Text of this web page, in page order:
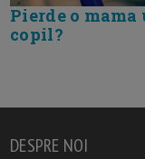
Pierde o
copil?
DESPRE NOI